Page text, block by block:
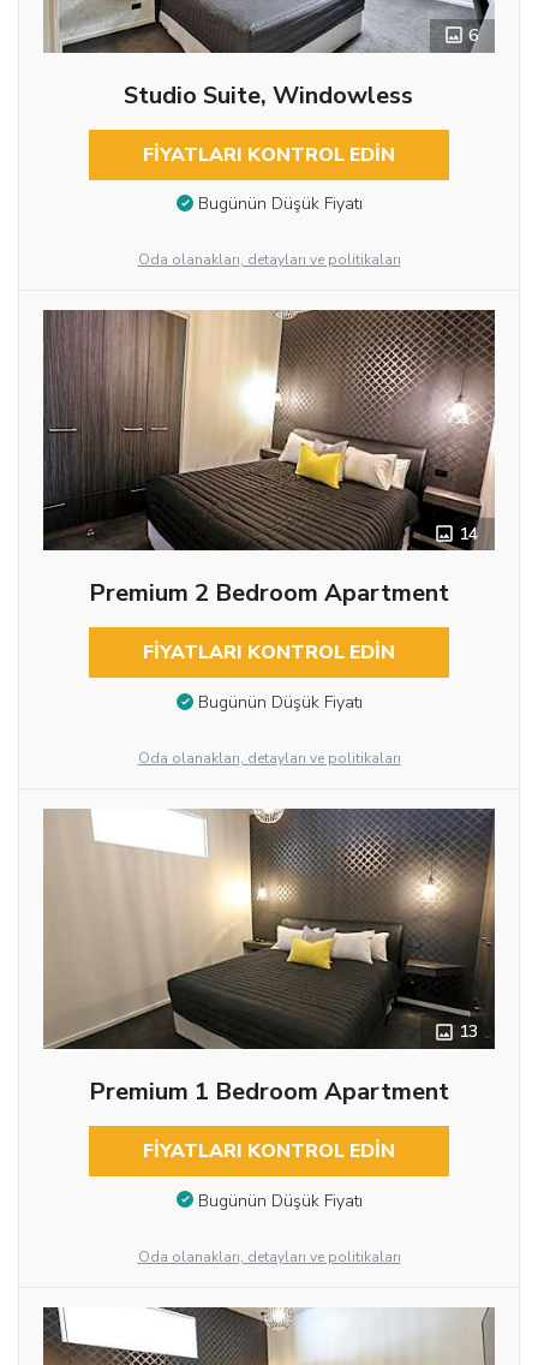
6
Studio Suite, Windowless
FIYATLARI KONTROL EDIN
Bugünün Düşük Fiyatı
Oda olanakları, detayları ve politikaları
14
Premium 2 Bedroom Apartment
FIYATLARI KONTROL EDIN
Bugünün Düşük Fiyatı
Oda olanakları, detayları ve politikaları
13
Premium 1 Bedroom Apartment
FIYATLARI KONTROL EDIN
Bugünün Düşük Fiyatı
Oda olanakları, detayları ve politikaları